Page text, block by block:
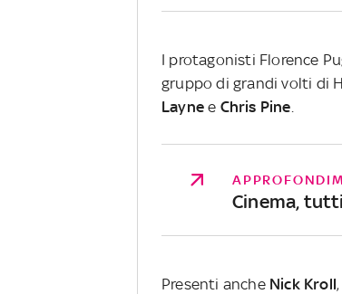
I protagonisti Florence
gruppo di grandi volti di
Layne e Chris Pine
Cinema,
Presenti anche Nick Kroll